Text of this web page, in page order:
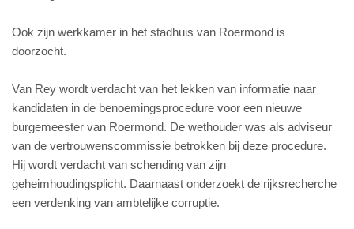
Ook zijn werkkamer in het stadhuis van Roermond is
doorzocht.
Van Rey wordt verdacht van het lekken van informatie naar
kandidaten in de benoemingsprocedure voor een nieuwe
burgemeester van Roermond. De wethouder was als adviseur
van de vertrouwenscommissie betrokken bij deze procedure.
Hij wordt verdacht van schending van zijn
geheimhoudingsplicht. Daarnaast onderzoekt de rijksrecherche
een verdenking van ambtelijke corruptie.